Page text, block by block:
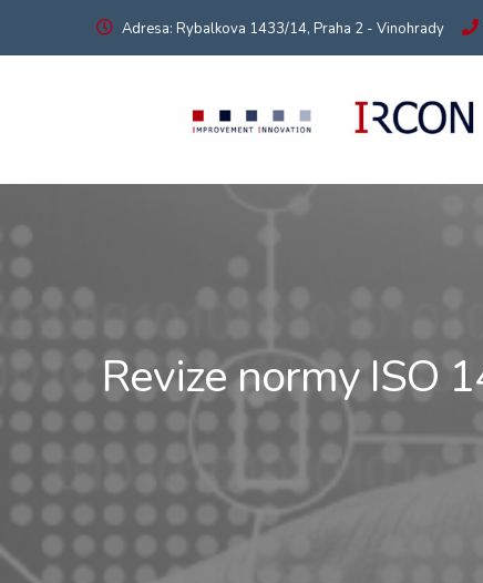
Adresa: Rybalkova 1433/14, Praha 2 - Vinohrady
Revize normy ISO